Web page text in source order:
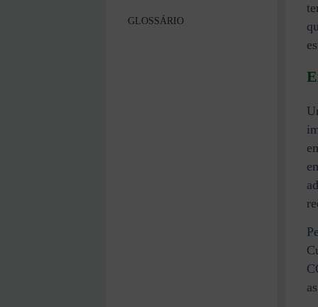
GLOSSÁRIO